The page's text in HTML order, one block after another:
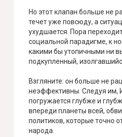
Но этот клапан больше не
течет уже повсюду, а
ухудшается. Пора
социальной парадигме, к
какими бы утопичными ни
подкупленный,
Взгляните: он больше не
неэффективны. Следуя им,
погружается глубже и
впереди планеты всей,
политиков, которые точно
народа.